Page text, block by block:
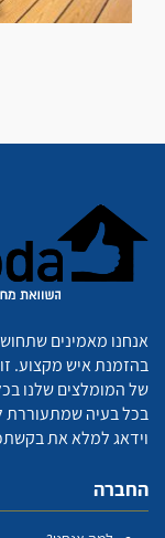
אנחנו מאמינים
בהזמנת איש מקצוע.
של המומלצים שלנו
בכל בעיה שמתעוררת
וידאג למלא את
החברה